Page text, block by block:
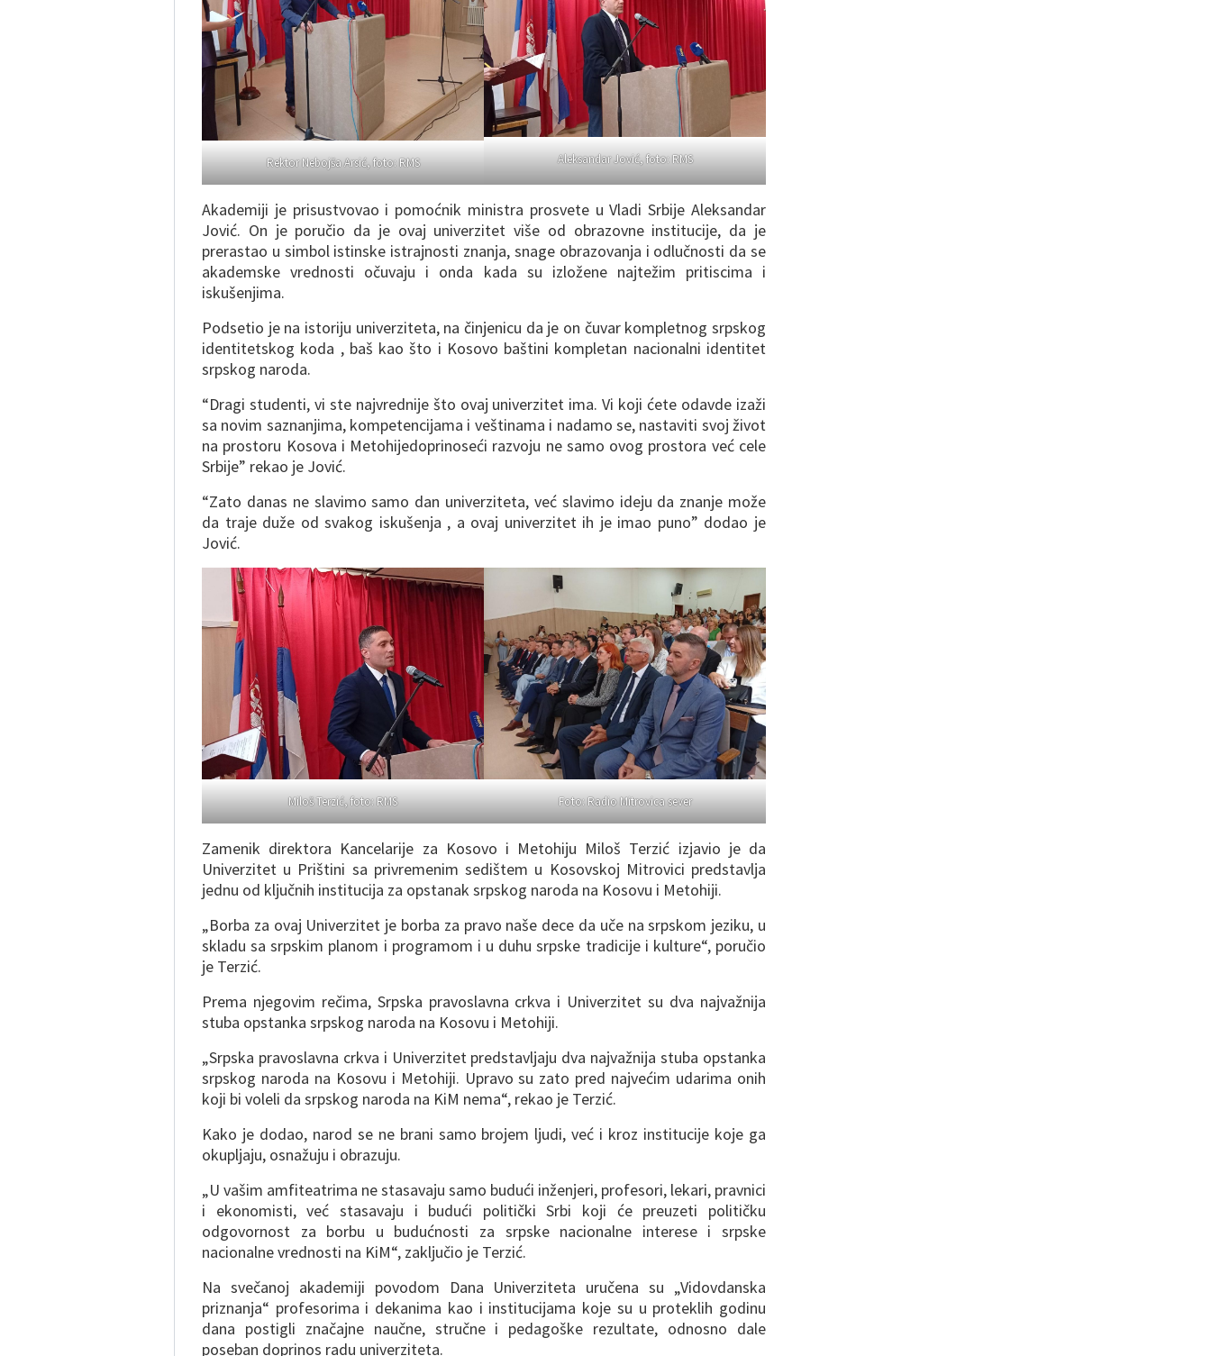
Rektor Nebojša Arsić, foto: RMS Aleksandar Jović, foto: RMS
Akademiji je prisustvovao i pomoćnik ministra prosvete u Vladi Srbije Aleksandar
Jović. On je poručio da je ovaj univerzitet više od obrazovne institucije, da je
prerastao u simbol istinske istrajnosti znanja, snage obrazovanja i odlučnosti da se
akademske vrednosti očuvaju i onda kada su izložene najtežim pritiscima i
iskušenjima.
Podsetio je na istoriju univerziteta, na činjenicu da je on čuvar kompletnog srpskog
identitetskog koda , baš kao što i Kosovo baštini kompletan nacionalni identitet
srpskog naroda.
“Dragi studenti, vi ste najvrednije što ovaj univerzitet ima. Vi koji ćete odavde izaži
sa novim saznanjima, kompetencijama i veštinama i nadamo se, nastaviti svoj život
na prostoru Kosova i Metohijedoprinoseći razvoju ne samo ovog prostora već cele
Srbije” rekao je Jović.
“Zato danas ne slavimo samo dan univerziteta, već slavimo ideju da znanje može
da traje duže od svakog iskušenja , a ovaj univerzitet ih je imao puno” dodao je
Jović.
Miloš Terzić, foto: RMS Foto: Radio Mitrovica sever
Zamenik direktora Kancelarije za Kosovo i Metohiju Miloš Terzić izjavio je da
Univerzitet u Prištini sa privremenim sedištem u Kosovskoj Mitrovici predstavlja
jednu od ključnih institucija za opstanak srpskog naroda na Kosovu i Metohiji.
„Borba za ovaj Univerzitet je borba za pravo naše dece da uče na srpskom jeziku, u
skladu sa srpskim planom i programom i u duhu srpske tradicije i kulture“, poručio
je Terzić.
Prema njegovim rečima, Srpska pravoslavna crkva i Univerzitet su dva najvažnija
stuba opstanka srpskog naroda na Kosovu i Metohiji.
„Srpska pravoslavna crkva i Univerzitet predstavljaju dva najvažnija stuba opstanka
srpskog naroda na Kosovu i Metohiji. Upravo su zato pred najvećim udarima onih
koji bi voleli da srpskog naroda na KiM nema“, rekao je Terzić.
Kako je dodao, narod se ne brani samo brojem ljudi, već i kroz institucije koje ga
okupljaju, osnažuju i obrazuju.
„U vašim amfiteatrima ne stasavaju samo budući inženjeri, profesori, lekari, pravnici
i ekonomisti, već stasavaju i budući politički Srbi koji će preuzeti političku
odgovornost za borbu u budućnosti za srpske nacionalne interese i srpske
nacionalne vrednosti na KiM“, zaključio je Terzić.
Na svečanoj akademiji povodom Dana Univerziteta uručena su „Vidovdanska
priznanja“ profesorima i dekanima kao i institucijama koje su u proteklih godinu
dana postigli značajne naučne, stručne i pedagoške rezultate, odnosno dale
poseban doprinos radu univerziteta.